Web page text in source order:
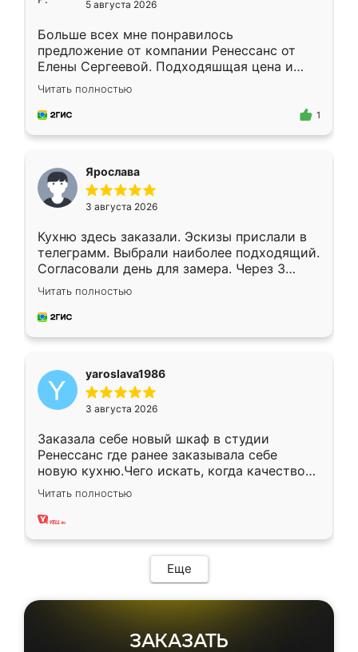
5 августа 2026
Больше всех мне понравилось
предложение от компании Ренессанс от
Елены Сергеевой. Подходяшщая цена и
короткие сроки изготовления. Приехавший
для замера сотрудник Владислав
предложил по моему эскизу самый
Читать полностью
1
Ярослава
3 августа 2026
Кухню здесь заказали. Эскизы прислали в
телеграмм. Выбрали наиболее подходящий.
Согласовали день для замера. Через 3
недели кухня была уже готова. Остались
довольны работой. Спасибо Ренессанс
мебель за качественную работу!
Читать полностью
yaroslava1986
3 августа 2026
Заказала себе новый шкаф в студии
Ренессанс где ранее заказывала себе
новую кухню.Чего искать, когда качеством
вполне довольна. Служит кухня уже почти
два года, нареканий нет.
Читать полностью
Еще
ЗАКАЗАТЬ